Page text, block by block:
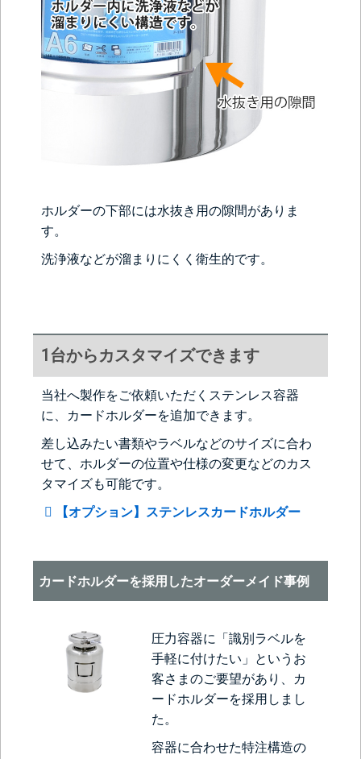
ホルダーの下部には水抜き用の隙間がありま
す。
洗浄液などが溜まりにくく衛生的です。
1台からカスタマイズできます
当社へ製作をご依頼いただくステンレス容器
に、カードホルダーを追加できます。
差し込みたい書類やラベルなどのサイズに合わ
せて、ホルダーの位置や仕様の変更などのカス
タマイズも可能です。
【オプション】ステンレスカードホルダー
カードホルダーを採用したオーダーメイド事例
圧力容器に「識別ラベルを
手軽に付けたい」というお
客さまのご要望があり、カ
ードホルダーを採用しまし
た。
容器に合わせた特注構造の